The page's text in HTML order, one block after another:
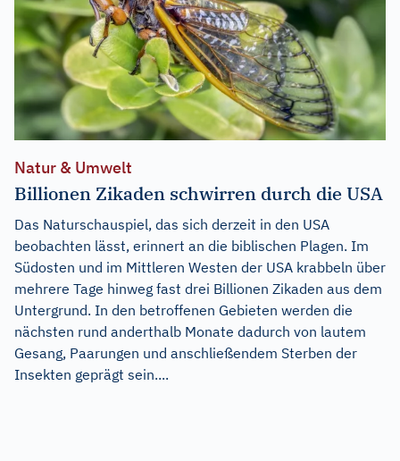
Natur & Umwelt
Billionen Zikaden schwirren durch die USA
Das Naturschauspiel, das sich derzeit in den USA
beobachten lässt, erinnert an die biblischen Plagen. Im
Südosten und im Mittleren Westen der USA krabbeln über
mehrere Tage hinweg fast drei Billionen Zikaden aus dem
Untergrund. In den betroffenen Gebieten werden die
nächsten rund anderthalb Monate dadurch von lautem
Gesang, Paarungen und anschließendem Sterben der
Insekten geprägt sein....